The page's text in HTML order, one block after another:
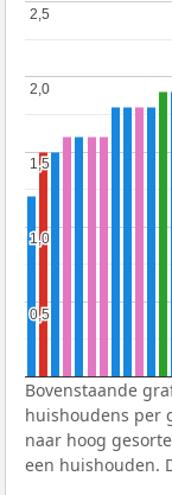
0,5
0,5
1,0
1,0
1,5
1,5
2,0
2,0
2,5
2,5
Bovenstaande
huishoudens per
naar hoog
een huishouden.